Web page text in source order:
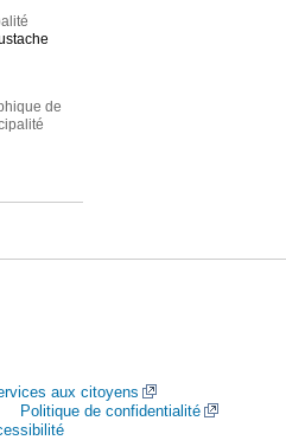
de
aux citoyens
Politique de confidentialité